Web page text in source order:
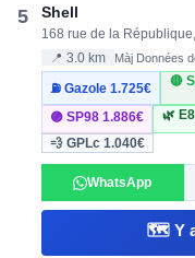
5 Shell
168 rue de la
📍 3.0 km Màj Données
⛽ Gazole1.725€
🔴
🟣 SP981.886€ 🌿
💨 GPLc1.040€
WhatsApp
🗺️ Y